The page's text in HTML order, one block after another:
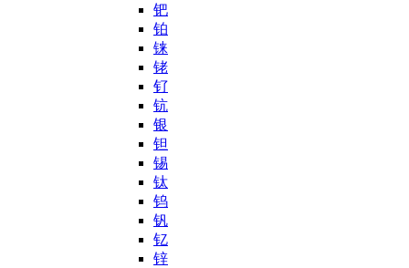
钯
铂
铼
铑
钌
钪
银
钽
锡
钛
钨
钒
钇
锌